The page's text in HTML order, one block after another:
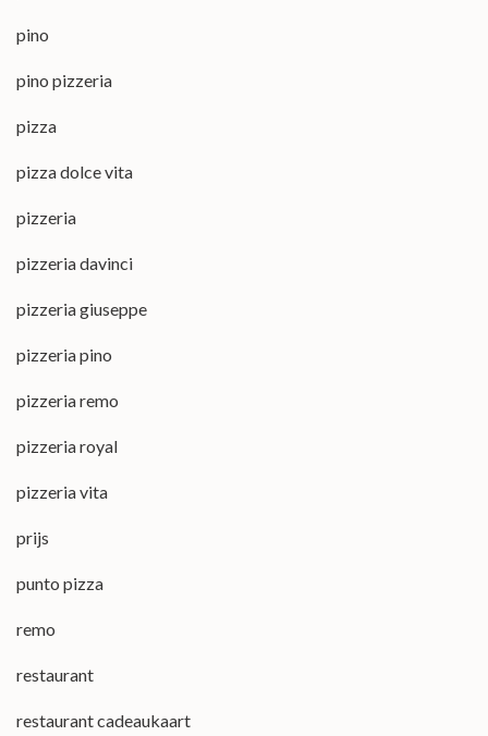
pino
pino pizzeria
pizza
pizza dolce vita
pizzeria
pizzeria davinci
pizzeria giuseppe
pizzeria pino
pizzeria remo
pizzeria royal
pizzeria vita
prijs
punto pizza
remo
restaurant
restaurant cadeaukaart